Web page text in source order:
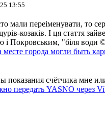
13:55
мали переіменувати, то
козаків. І ця стаття
і Покровським, "біля води
города могли быть
счётчика мне
передать YASNO через